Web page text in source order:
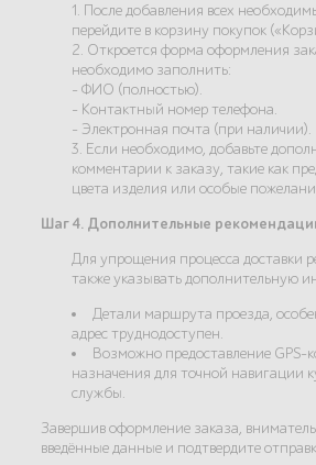
1. После добавления всех
перейдите в корзину покупок
2. Откроется форма оформления
необходимо заполнить:
- ФИО (полностью).
- Контактный номер телефона.
- Электронная почта (при наличии).
3. Если необходимо, добавьте
комментарии к заказу, такие как
цвета изделия или особые
Шаг 4. Дополнительные
Для упрощения процесса доставки
также указывать дополнительную
Детали маршрута проезда,
адрес труднодоступен.
Возможно предоставление GPS-
назначения для точной навигации
службы.
Завершив оформление заказа,
введённые данные и подтвердите